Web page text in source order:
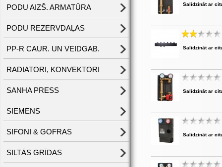
PODU AIZŠ. ARMATŪRA
PODU REZERVDAĻAS
PP-R CAUR. UN VEIDGAB.
RADIATORI, KONVEKTORI
SANHA PRESS
SIEMENS
SIFONI & GOFRAS
SILTĀS GRĪDAS
Salīdzināt ar
Salīdzināt ar
Salīdzināt ar
Salīdzināt ar